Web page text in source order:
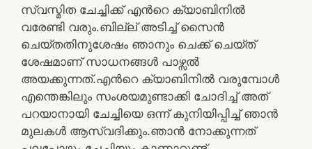
സ്വസ്മിത ചേച്ചിക്ക് എൻറെ ക്യാബിനിൽ
വരേണ്ടി വരും.ബില്ല് അടിച്ച് സൈൻ
ചെയ്തതിനുശേഷം ഞാനും ചെക്ക് ചെയ്ത്
ശേഷമാണ് സാധനങ്ങൾ പാഴ്സൽ
അയക്കുന്നത്.എൻറെ ക്യാബിനിൽ വരുമ്പോൾ
എന്തെങ്കിലും സംശയമുണ്ടാക്കി ചോദിച്ച് അത്
പറയാനായി ചേച്ചിയെ ഒന്ന് കുനിയിപ്പിച്ച് ഞാൻ
മുലകൾ ആസ്വദിക്കും.ഞാൻ നോക്കുന്നത്